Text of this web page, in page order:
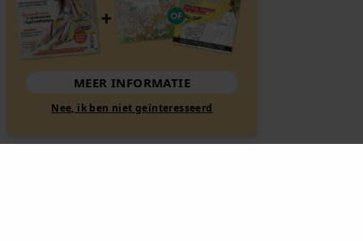
MEER INFORMATIE
Nee, ik ben niet geïnteresseerd